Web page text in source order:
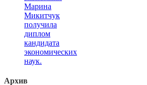
Марина
Микитчук
получила
диплом
кандидата
экономических
наук.
Архив